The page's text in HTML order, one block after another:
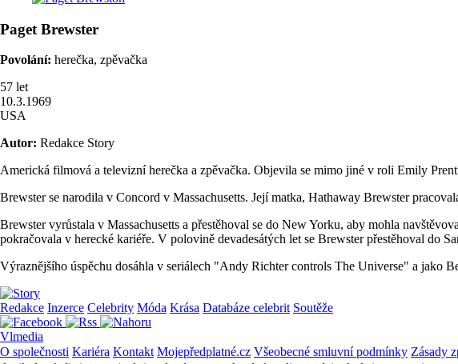
Paget Brewster
Povolání: herečka, zpěvačka
57 let
10.3.1969
USA
Autor: Redakce Story
Americká filmová a televizní herečka a zpěvačka. Objevila se mimo jiné v roli Emily
Brewster se narodila v Concord v Massachusetts. Její matka, Hathaway Brewster
Brewster vyrůstala v Massachusetts a přestěhoval se do New Yorku, aby mohla
pokračovala v herecké kariéře. V polovině devadesátých let se Brewster přestěhoval do
Výraznějšího úspěchu dosáhla v seriálech "Andy Richter controls The Universe" a jako
Redakce Inzerce Celebrity Móda Krása Databáze celebrit Soutěže
Vlmedia
O společnosti Kariéra Kontakt Mojepředplatné.cz Všeobecné smluvní podmínky Zásady